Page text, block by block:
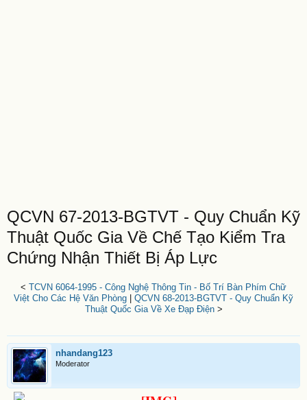
QCVN 67-2013-BGTVT - Quy Chuẩn Kỹ
Thuật Quốc Gia Về Chế Tạo Kiểm Tra
Chứng Nhận Thiết Bị Áp Lực
< TCVN 6064-1995 - Công Nghệ Thông Tin - Bố Trí Bàn Phím Chữ
Việt Cho Các Hệ Văn Phòng
QCVN 68-2013-BGTVT - Quy Chuẩn Kỹ
Thuật Quốc Gia Về Xe Đạp Điện>
nhandang123
Moderator